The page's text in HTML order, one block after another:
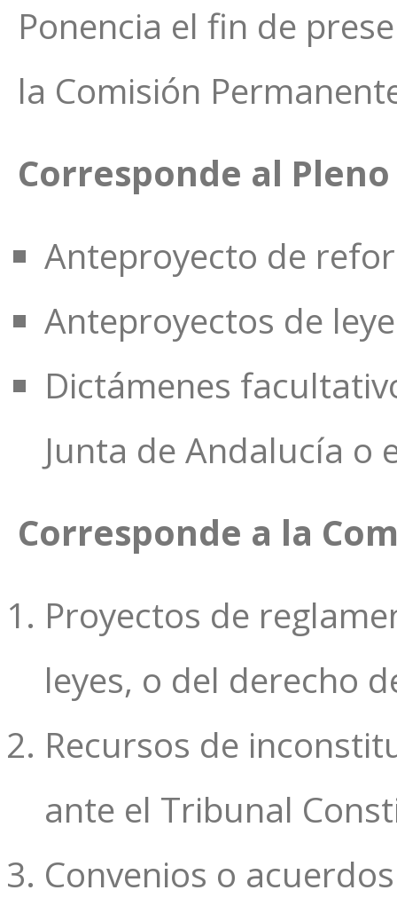
Ponencia el fin de
la Comisión
Corresponde al
Anteproyecto de
Anteproyectos de
Dictámenes
Junta de Andalucía o
Corresponde a la
Proyectos de
leyes, o del derecho
Recursos de
ante el Tribunal
Convenios o